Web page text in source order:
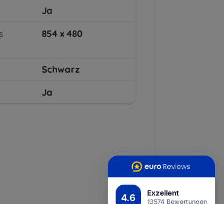
4.6 Exzellent
13574 Bewertungen
Ja
854 x 480
Schwarz
Ja